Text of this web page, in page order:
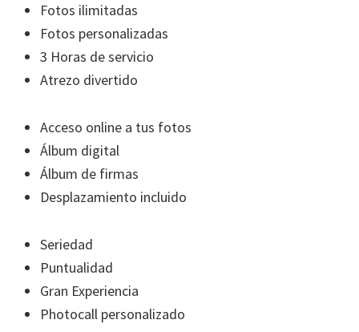
Fotos ilimitadas
Fotos personalizadas
3 Horas de servicio
Atrezo divertido
Acceso online a tus fotos
Álbum digital
Álbum de firmas
Desplazamiento incluido
Seriedad
Puntualidad
Gran Experiencia
Photocall personalizado